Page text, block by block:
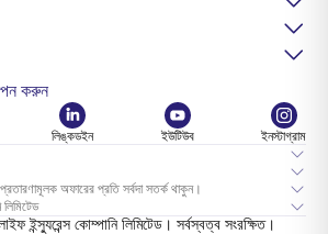
করুন
লিঙ্কডইন ইউটিউব
ইনস্টাগ্রাম
অফারের প্রতি সর্বদা সতর্ক থাকুন।
কোম্পানি লিমিটেড। সর্বস্বত্ব সংরক্ষিত।